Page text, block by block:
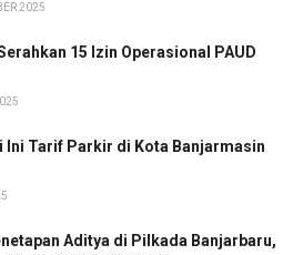
2025
15 Izin Operasional PAUD
Ini Tarif Parkir di Kota Banjarmasin
Aditya di Pilkada Banjarbaru,